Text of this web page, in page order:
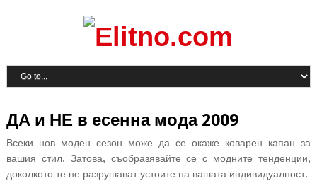
ДА и НЕ в есенна мода 2009
Всеки нов моден сезон може да се окаже коварен капан за
вашия стил. Затова, съобразявайте се с модните тенденции,
доколкото те не разрушават устоите на вашата индивидуалност.